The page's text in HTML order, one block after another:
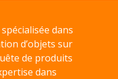
dans
d’objets sur
de produits
dans